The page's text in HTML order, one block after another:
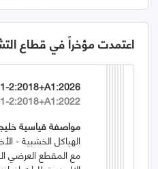
اعتمدت مؤخراً في قطاع
2:2018+A1:2026
2:2018+A1:2022
مواصفة قياسية
الهياكل الخشبية -